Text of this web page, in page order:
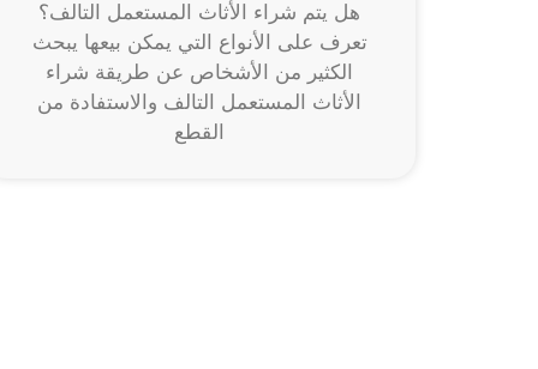
هل يتم شراء الأثاث المستعمل التالف؟
تعرف على الأنواع التي يمكن بيعها يبحث
الكثير من الأشخاص عن طريقة شراء
الأثاث المستعمل التالف والاستفادة من
القطع